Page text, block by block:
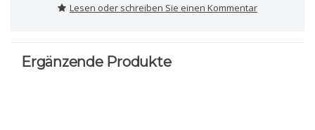
Lesen oder schreiben Sie einen Kommentar
Ergänzende Produkte